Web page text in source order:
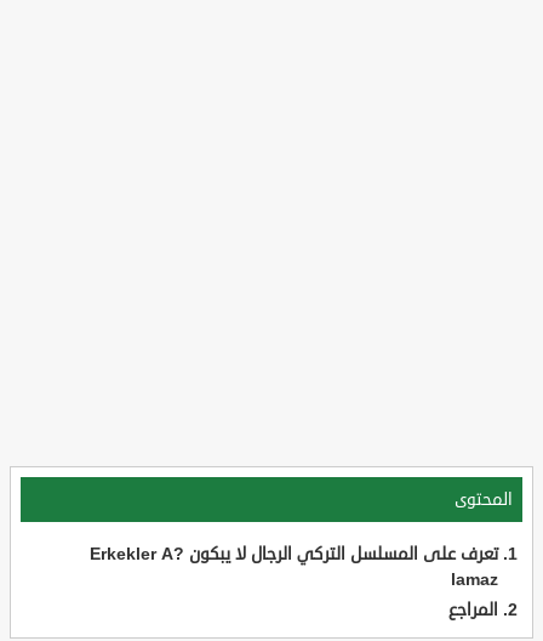
المحتوى
تعرف على المسلسل التركي الرجال لا يبكون Erkekler A?
lamaz
المراجع